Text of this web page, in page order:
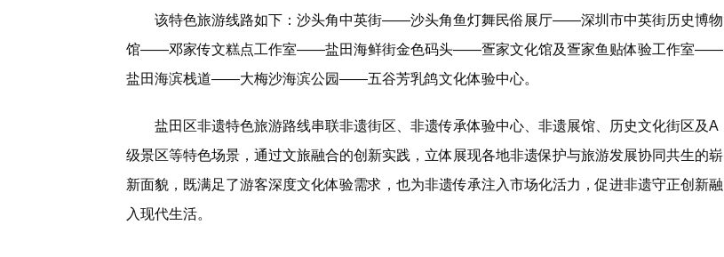
该特色旅游线路如下：沙头角中英街——沙头角鱼灯舞民俗展厅——深圳市中英街历史博物
馆——邓家传文糕点工作室——盐田海鲜街金色码头——疍家文化馆及疍家鱼贴体验工作室——
盐田海滨栈道——大梅沙海滨公园——五谷芳乳鸽文化体验中心。
盐田区非遗特色旅游路线串联非遗街区、非遗传承体验中心、非遗展馆、历史文化街区及A
级景区等特色场景，通过文旅融合的创新实践，立体展现各地非遗保护与旅游发展协同共生的崭
新面貌，既满足了游客深度文化体验需求，也为非遗传承注入市场化活力，促进非遗守正创新融
入现代生活。